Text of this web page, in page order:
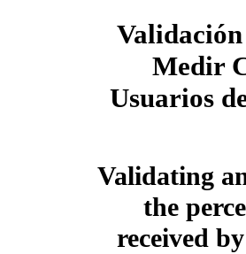
Medir
Usuarios
Validating
the
received